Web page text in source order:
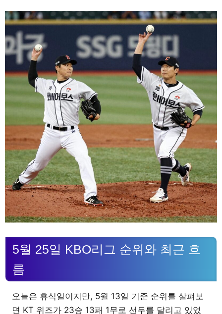
5월 25일 KBO리그 순위와 최근 흐
름
오늘은 휴식일이지만, 5월 13일 기준 순위를 살펴보
면 KT 위즈가 23승 13패 1무로 선두를 달리고 있었